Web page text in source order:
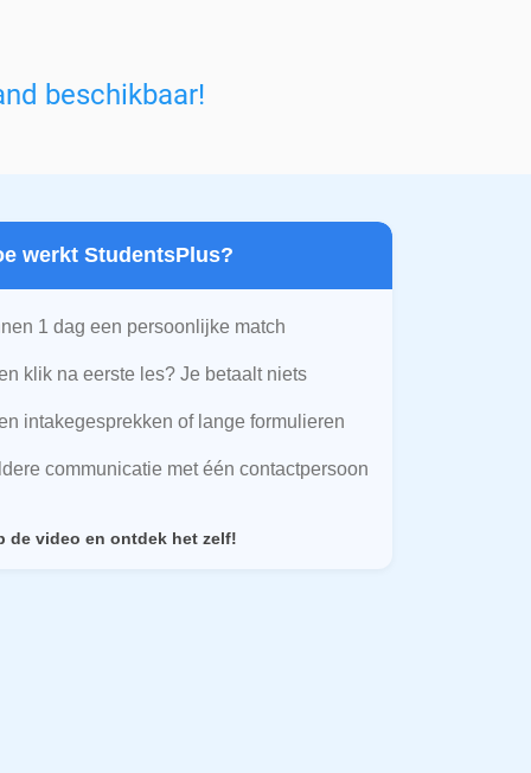
beschikbaar!
werkt StudentsPlus?
1 dag een persoonlijke match
klik na eerste les? Je betaalt niets
intakegesprekken of lange formulieren
communicatie met één contactpersoon
de video en ontdek het zelf!